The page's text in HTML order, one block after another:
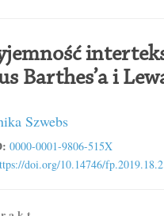
Barthes’a i
Szwebs
0000-0001-9806-515X
doi.org/10.14746/